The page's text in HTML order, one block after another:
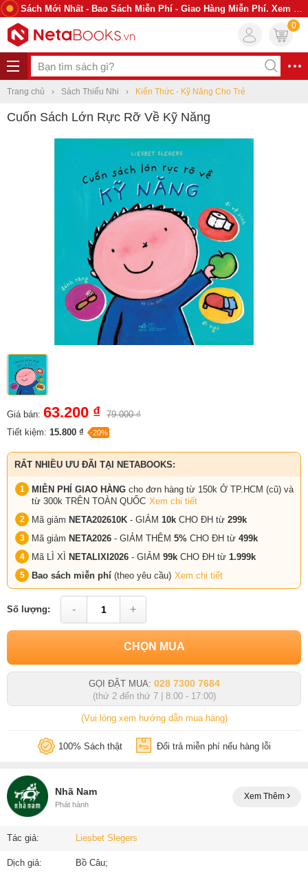
Sách Mới Nhất - Bao Sách Miễn Phí - Giao Hàng Miễn Phí. Xem Ngay
0
Trang chủ Sách Thiếu Nhi Kiến Thức - Kỹ Năng Cho Trẻ
Cuốn Sách Lớn Rực Rỡ Về Kỹ Năng
Giá bán: 63.200 ₫ 79.000 ₫
Tiết kiệm: 15.800 ₫ -20%
RẤT NHIỀU ƯU ĐÃI TẠI NETABOOKS:
MIỄN PHÍ GIAO HÀNG cho đơn hàng từ 150k Ở TP.HCM (cũ) và
từ 300k TRÊN TOÀN QUỐC Xem chi tiết
Mã giảm NETA202610K - GIẢM 10k CHO ĐH từ 299k
Mã giảm NETA2026 - GIẢM THÊM 5% CHO ĐH từ 499k
Mã LÌ XÌ NETALIXI2026 - GIẢM 99k CHO ĐH từ 1.999k
Bao sách miễn phí (theo yêu cầu) Xem chi tiết
Số lượng: - +
CHỌN MUA
GỌI ĐẶT MUA: 028 7300 7684
(thứ 2 đến thứ 7 | 8:00 - 17:00)
(Vui lòng xem hướng dẫn mua hàng)
100% Sách thật Đổi trả miễn phí nếu hàng lỗi
Nhã Nam
Phát hành
Xem Thêm
Tác giả: Liesbet Slegers
Dịch giả: Bồ Câu;